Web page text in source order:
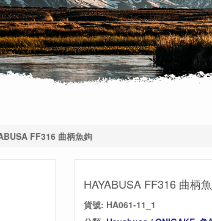
FF316 曲柄魚鉤
HAYABUSA FF316 曲柄
貨號: HA061-11_1